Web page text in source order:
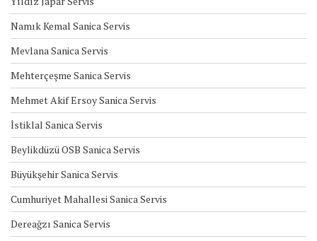
Namık Kemal Sanica Servis
Mevlana Sanica Servis
Mehterçeşme Sanica Servis
Mehmet Akif Ersoy Sanica Servis
İstiklal Sanica Servis
Beylikdüzü OSB Sanica Servis
Büyükşehir Sanica Servis
Cumhuriyet Mahallesi Sanica Servis
Dereağzı Sanica Servis